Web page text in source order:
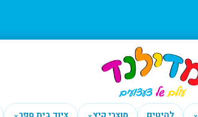
⌄
⌄
⌄